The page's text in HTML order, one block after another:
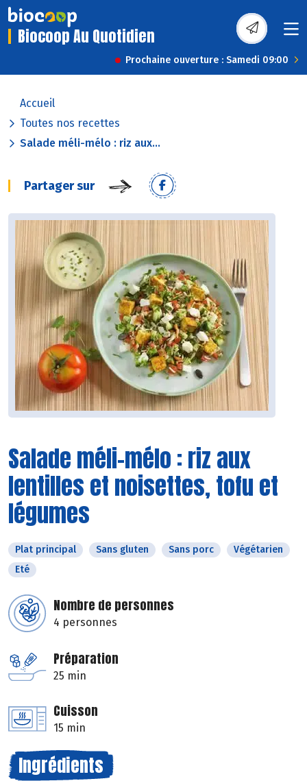
Biocoop Au Quotidien
Prochaine ouverture : Samedi 09:00
Accueil
Toutes nos recettes
Salade méli-mélo : riz aux...
Partager sur
Salade méli-mélo : riz aux
lentilles et noisettes, tofu et
légumes
Plat principal Sans gluten Sans porc
Végétarien
Eté
Nombre de personnes
4 personnes
Préparation
25 min
Cuisson
15 min
Ingrédients